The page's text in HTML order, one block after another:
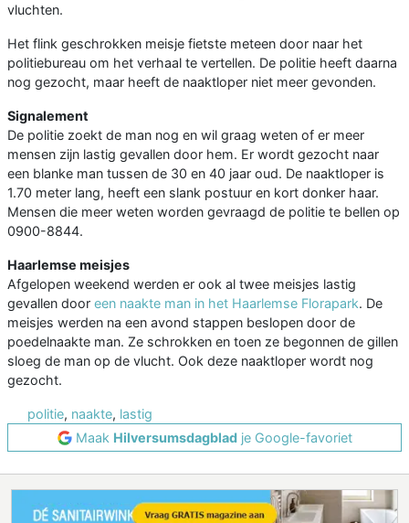
vluchten.
Het flink geschrokken meisje fietste meteen door naar het
politiebureau om het verhaal te vertellen. De politie heeft daarna
nog gezocht, maar heeft de naaktloper niet meer gevonden.
Signalement
De politie zoekt de man nog en wil graag weten of er meer
mensen zijn lastig gevallen door hem. Er wordt gezocht naar
een blanke man tussen de 30 en 40 jaar oud. De naaktloper is
1.70 meter lang, heeft een slank postuur en kort donker haar.
Mensen die meer weten worden gevraagd de politie te bellen op
0900-8844.
Haarlemse meisjes
Afgelopen weekend werden er ook al twee meisjes lastig
gevallen door een naakte man in het Haarlemse Florapark. De
meisjes werden na een avond stappen beslopen door de
poedelnaakte man. Ze schrokken en toen ze begonnen de gillen
sloeg de man op de vlucht. Ook deze naaktloper wordt nog
gezocht.
politie, naakte, lastig
Maak Hilversumsdagbladje Google-favoriet